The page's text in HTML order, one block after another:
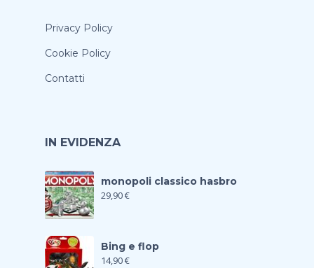
Privacy Policy
Cookie Policy
Contatti
IN EVIDENZA
monopoli classico hasbro
29,90€
Bing e flop
14,90€